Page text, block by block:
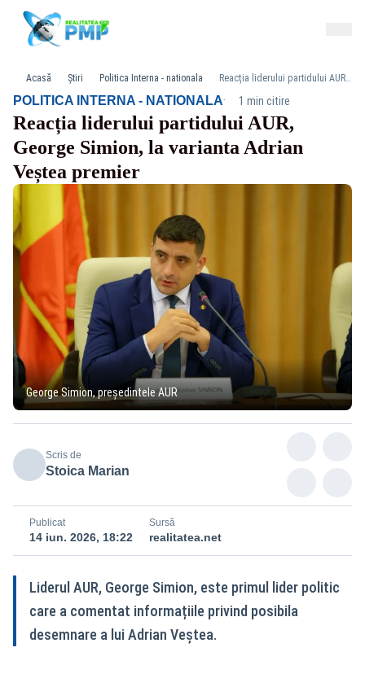
Acasă Știri Politica Interna - nationala Reacția liderului partidului AUR, George Simion, la varianta Adrian Veștea premier
POLITICA INTERNA - NATIONALA· 1 min citire
Reacția liderului partidului AUR,
George Simion, la varianta Adrian
Veștea premier
George Simion, președintele AUR
Scris de
Stoica Marian
Publicat
14 iun. 2026, 18:22
Sursă
realitatea.net
Liderul AUR, George Simion, este primul lider politic
care a comentat informațiile privind posibila
desemnare a lui Adrian Veștea.